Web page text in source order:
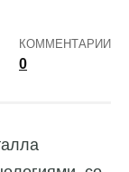
КОММЕНТАРИИ
0